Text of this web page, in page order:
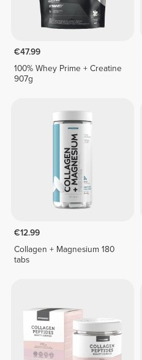
€47.99
100% Whey Prime + Creatine
907g
€12.99
Collagen + Magnesium 180
tabs